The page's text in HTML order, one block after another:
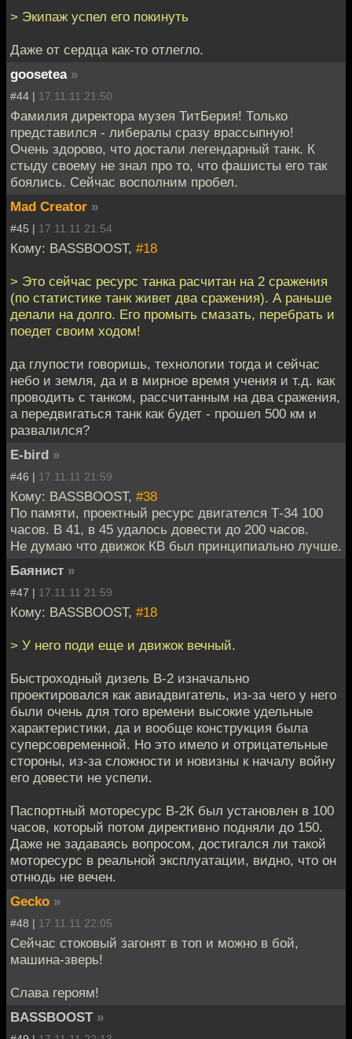
> Экипаж успел его покинуть
Даже от сердца как-то отлегло.
goosetea »
#44 | 17.11.11 21:50
Фамилия директора музея ТитБерия! Только
представился - либералы сразу врассыпную!
Очень здорово, что достали легендарный танк. К
стыду своему не знал про то, что фашисты его так
боялись. Сейчас восполним пробел.
Mad Creator »
#45 | 17.11.11 21:54
Кому: BASSBOOST, #18
> Это сейчас ресурс танка расчитан на 2 сражения
(по статистике танк живет два сражения). А раньше
делали на долго. Его промыть смазать, перебрать и
поедет своим ходом!
да глупости говоришь, технологии тогда и сейчас
небо и земля, да и в мирное время учения и т.д. как
проводить с танком, рассчитанным на два сражения,
а передвигаться танк как будет - прошел 500 км и
развалился?
E-bird »
#46 | 17.11.11 21:59
Кому: BASSBOOST, #38
По памяти, проектный ресурс двигателся Т-34 100
часов. В 41, в 45 удалось довести до 200 часов.
Не думаю что движок КВ был принципиально лучше.
Баянист »
#47 | 17.11.11 21:59
Кому: BASSBOOST, #18
> У него поди еще и движок вечный.
Быстроходный дизель В-2 изначально
проектировался как авиадвигатель, из-за чего у него
были очень для того времени высокие удельные
характеристики, да и вообще конструкция была
суперсовременной. Но это имело и отрицательные
стороны, из-за сложности и новизны к началу войну
его довести не успели.
Паспортный моторесурс В-2К был установлен в 100
часов, который потом директивно подняли до 150.
Даже не задаваясь вопросом, достигался ли такой
моторесурс в реальной эксплуатации, видно, что он
отнюдь не вечен.
Gecko »
#48 | 17.11.11 22:05
Сейчас стоковый загонят в топ и можно в бой,
машина-зверь!
Слава героям!
BASSBOOST »